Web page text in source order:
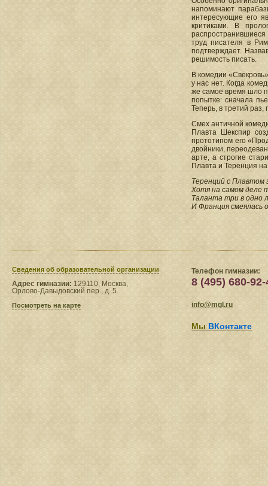
напоминают
интересующие его
критиками. В
труд писателя в
подтверждает.
решимость писать.
В комедии
у нас нет. Когда
же самое время шло
попытке: сначала
Теперь, в третий раз,
Смех античной
Плавта Шекспир
прототипом его
двойники,
арте, а строгие
Плавта и Теренция
Теренций с Плавтом
Хотя на самом деле
Таланта три в одно
И Франция смеялась
Сведения​ об образовательной организации
Адрес гимназии: 129110, Москва,
Орлово-Давыдовский пер., д. 5.
Посмотреть на карте
Телефон гимназии:
8 (495) 680-92-
info@mgl.ru
Мы ВКонтакте